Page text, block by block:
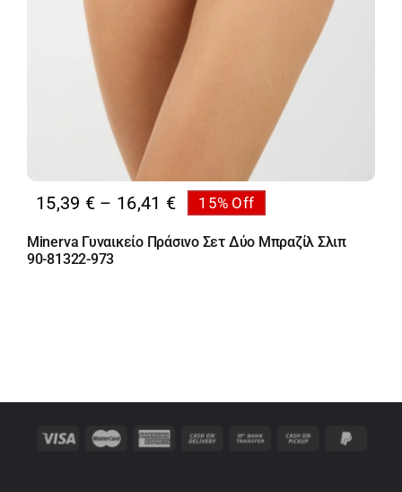
15,39 € – 16,41 €Price
15,39 €
15% Off
Minerva Γυναικείο Πράσινο Σετ Δύο Μπραζίλ Σλιπ
90-81322-973